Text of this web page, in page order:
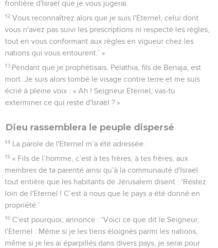
frontière d'Israël que je vous jugerai.
12 Vous reconnaîtrez alors que je suis l'Eternel, celui dont
vous n'avez pas suivi les prescriptions ni respecté les règles,
tout en vous conformant aux règles en vigueur chez les
nations qui vous entourent.’ »
13 Pendant que je prophétisais, Pelathia, fils de Benaja, est
mort. Je suis alors tombé le visage contre terre et me suis
écrié à pleine voix : « Ah ! Seigneur Eternel, vas-tu
exterminer ce qui reste d'Israël ? »
Dieu rassemblera le peuple dispersé
14 La parole de l'Eternel m’a été adressée :
15 « Fils de l’homme, c’est à tes frères, à tes frères, aux
membres de ta parenté ainsi qu’à la communauté d'Israël
tout entière que les habitants de Jérusalem disent : ‘Restez
loin de l'Eternel ! C’est à nous que le pays a été donné en
propriété.’
16 C'est pourquoi, annonce : ‘Voici ce que dit le Seigneur,
l'Eternel : Même si je les tiens éloignés parmi les nations,
même si je les ai éparpillés dans divers pays, je serai pour